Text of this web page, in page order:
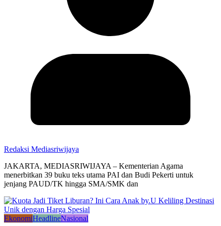
Redaksi Mediasriwijaya
JAKARTA, MEDIASRIWIJAYA – Kementerian Agama
menerbitkan 39 buku teks utama PAI dan Budi Pekerti untuk
jenjang PAUD/TK hingga SMA/SMK dan
EkonomiHeadlineNasional